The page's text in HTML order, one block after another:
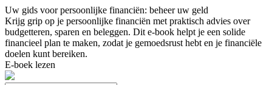
Uw gids voor persoonlijke financiën: beheer uw geld
Krijg grip op je persoonlijke financiën met praktisch advies over
budgetteren, sparen en beleggen. Dit e-book helpt je een solide
financieel plan te maken, zodat je gemoedsrust hebt en je financiële
doelen kunt bereiken.
E-boek lezen